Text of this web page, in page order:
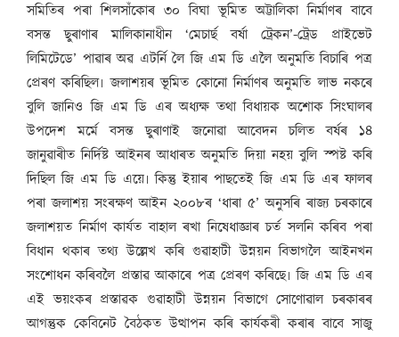
সমিতিৰ পৰা শিলসাঁকোৰ ৩০ বিঘা ভূমিত অট্টালিকা নিৰ্মাণৰ বাবে
বসন্ত ছুৰাণাৰ মালিকানাধীন ‘মেচাৰ্ছ বৰ্ষা ট্ৰেকন’-ট্ৰেড প্ৰাইভেট
লিমিটেডে’ পাৱাৰ অৱ এটৰ্নি লৈ জি এম ডি এলৈ অনুমতি বিচাৰি পত্ৰ
প্ৰেৰণ কৰিছিল৷ জলাশয়ৰ ভূমিত কোনো নিৰ্মাণৰ অনুমতি লাভ নকৰে
বুলি জানিও জি এম ডি এৰ অধ্যক্ষ তথা বিধায়ক অশোক সিংঘালৰ
উপদেশ মৰ্মে বসন্ত ছুৰাণাই জনোৱা আবেদন চলিত বৰ্ষৰ ১৪
জানুৱাৰীত নিৰ্দিষ্ট আইনৰ আধাৰত অনুমতি দিয়া নহয় বুলি স্পষ্ট কৰি
দিছিল জি এম ডি এয়ে৷ কিন্তু ইয়াৰ পাছতেই জি এম ডি এৰ ফালৰ
পৰা জলাশয় সংৰক্ষণ আইন ২০০৮ৰ ‘ধাৰা ৫’ অনুসৰি ৰাজ্য চৰকাৰে
জলাশয়ত নিৰ্মাণ কাৰ্যত বাহাল ৰখা নিষেধাজ্ঞাৰ চৰ্ত সলনি কৰিব পৰা
বিধান থকাৰ তথ্য উল্লেখ কৰি গুৱাহাটী উন্নয়ন বিভাগলৈ আইনখন
সংশোধন কৰিবলৈ প্ৰস্তাৱ আকাৰে পত্ৰ প্ৰেৰণ কৰিছে৷ জি এম ডি এৰ
এই ভয়ংকৰ প্ৰস্তাৱক গুৱাহাটী উন্নয়ন বিভাগে সোণোৱাল চৰকাৰৰ
আগন্তুক কেবিনেট বৈঠকত উত্থাপন কৰি কাৰ্যকৰী কৰাৰ বাবে সাজু